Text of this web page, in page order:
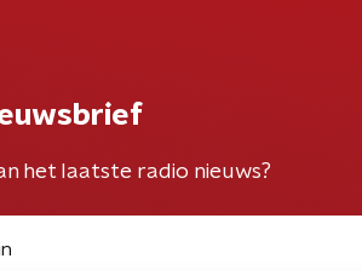
het laatste radio nieuws?